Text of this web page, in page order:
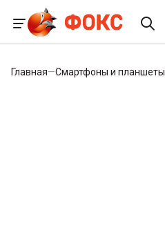
Главная—Смартфоны и планшеты